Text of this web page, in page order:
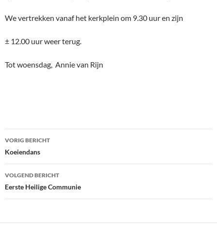
We vertrekken vanaf het kerkplein om 9.30 uur en zijn
± 12.00 uur weer terug.
Tot woensdag, Annie van Rijn
Bericht
navigatie
VORIG BERICHT
Koeiendans
VOLGEND BERICHT
Eerste Heilige Communie